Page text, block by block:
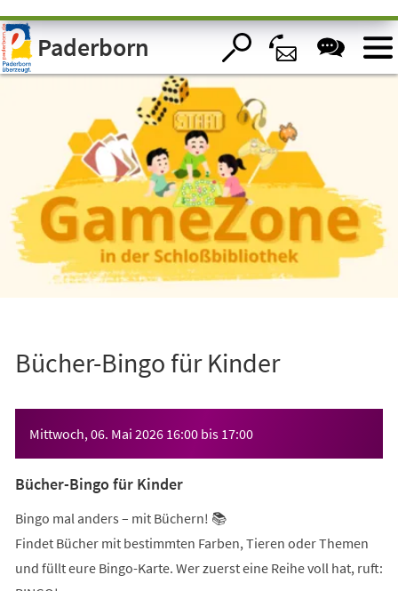
Visuelle
Assistenzsoftware
öffnen.Paderborn
Bücher-Bingo für Kinder
Mittwoch, 06. Mai 2026 16:00 bis 17:00
Bücher-Bingo für Kinder
Bingo mal anders – mit Büchern! 📚
Findet Bücher mit bestimmten Farben, Tieren oder Themen
und füllt eure Bingo-Karte. Wer zuerst eine Reihe voll hat, ruft: